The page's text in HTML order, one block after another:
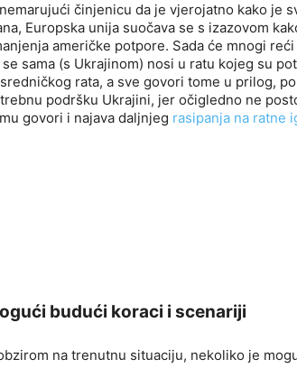
činjenicu da je vjerojatno kako je
Europska unija suočava se s izazovom
američke potpore. Sada će mnogi
se sama (s Ukrajinom) nosi u ratu kojeg su
rata, a sve govori tome u prilog,
podršku Ukrajini, jer očigledno ne
govori i najava daljnjeg rasipanja na ratne
budući koraci i scenariji
na trenutnu situaciju, nekoliko je